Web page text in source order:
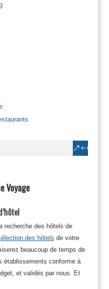
Voyage
recherche des hôtels de
des hôtels de votre
beaucoup de temps de
établissements conforme à
et validés par nous. Et